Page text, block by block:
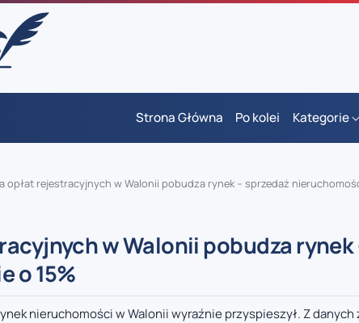
Strona Główna Po kolei Kategorie
opłat rejestracyjnych w Walonii pobudza rynek – sprzedaż
w Walonii pobudza rynek
o 15%
nieruchomości w Walonii wyraźnie przyspieszył. Z